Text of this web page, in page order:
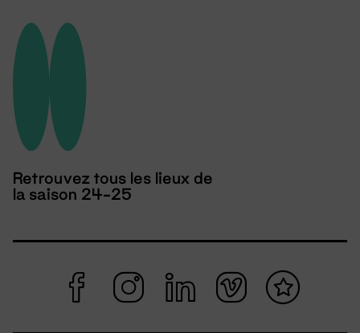
Retrouvez tous les lieux de
la saison 24-25